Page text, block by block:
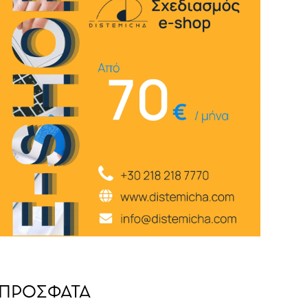
ΠΡΟΣΦΑΤΑ